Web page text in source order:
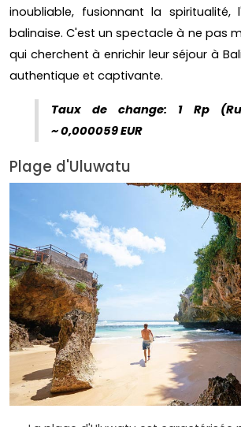
inoubliable, fusionnant la
balinaise. C'est un spectacle à ne pas
qui cherchent à enrichir leur séjour à
authentique et captivante.
Taux de change: 1 Rp
~ 0,000059 EUR
Plage d'Uluwatu